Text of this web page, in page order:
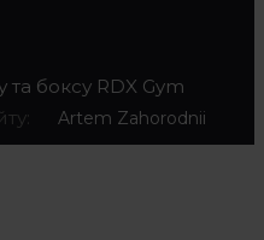
та боксу RDX Gym
Artem Zahorodnii